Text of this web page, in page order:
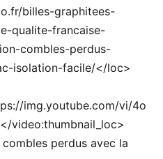
billes-graphitees-
qualite-francaise-
combles-perdus-
isolation-facile/</loc>
img.youtube.com/vi/4o
video:thumbnail_loc>
perdus avec la